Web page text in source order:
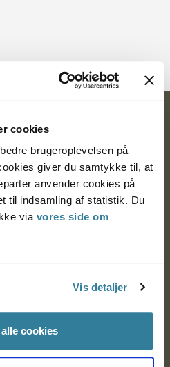
cookies
brugeroplevelsen på
giver du samtykke til, at
anvender cookies på
til indsamling af statistik. Du
via vores side om
Vis detaljer
cookies